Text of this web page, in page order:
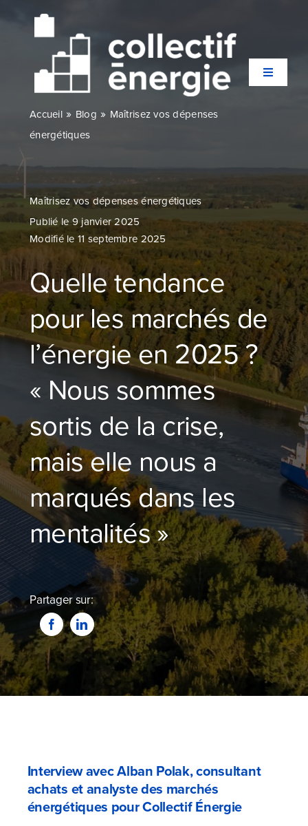
Toggle
Qui sommes-nous ?
Expertises
Agences
Blog
Devenir partenaire
Contactez-nous
Je compare dès maintenant
Accueil» Blog » Maîtrisez vos dépenses
énergétiques
Maîtrisez vos dépenses énergétiques
Publié le 9 janvier 2025
Modifié le 11 septembre 2025
Quelle tendance
pour les marchés de
l’énergie en 2025 ?
« Nous sommes
sortis de la crise,
mais elle nous a
marqués dans les
mentalités »
Partager sur:
Interview avec Alban Polak, consultant
achats et analyste des marchés
énergétiques pour Collectif Énergie